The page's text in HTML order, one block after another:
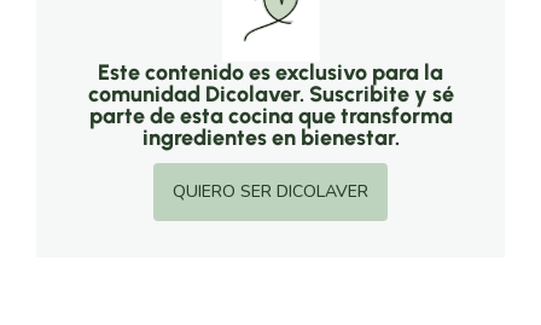
Este contenido es exclusivo para la
comunidad Dicolaver. Suscribite y sé
parte de esta cocina que transforma
ingredientes en bienestar.
QUIERO SER DICOLAVER